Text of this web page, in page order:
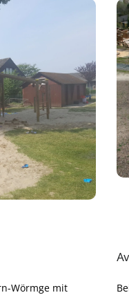
Wörmge mit